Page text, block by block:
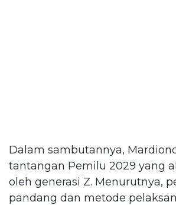
Dalam sambutannya,
tantangan Pemilu 2029 yang
oleh generasi Z. Menurutnya,
pandang dan metode